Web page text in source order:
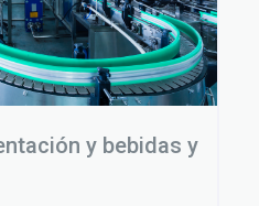
y bebidas y